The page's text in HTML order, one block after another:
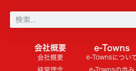
会社概要
会社概要
経営理念
e-Towns
e-Townsについ
e-Townsの歩み